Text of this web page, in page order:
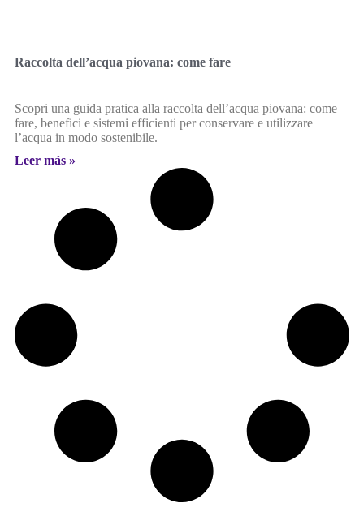
Raccolta dell’acqua piovana: come fare
Scopri una guida pratica alla raccolta dell’acqua piovana: come
fare, benefici e sistemi efficienti per conservare e utilizzare
l’acqua in modo sostenibile.
Leer más »